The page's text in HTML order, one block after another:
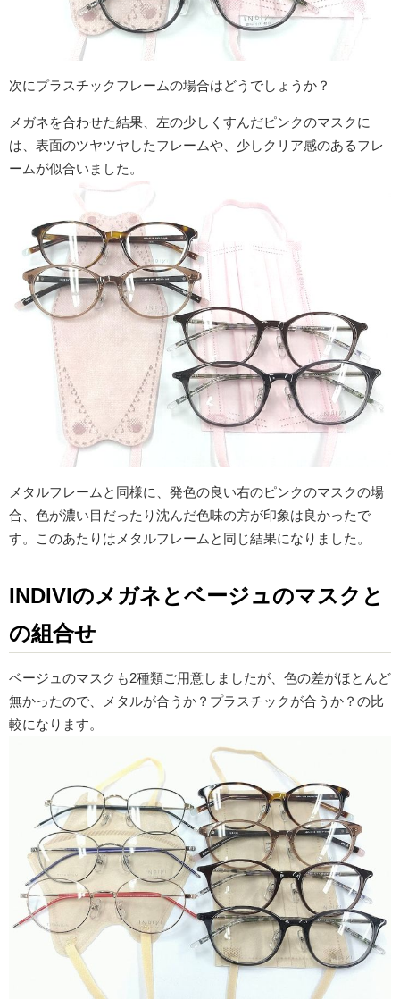
次にプラスチックフレームの場合はどうでしょうか？
メガネを合わせた結果、左の少しくすんだピンクのマスクに
は、表面のツヤツヤしたフレームや、少しクリア感のあるフレ
ームが似合いました。
メタルフレームと同様に、発色の良い右のピンクのマスクの場
合、色が濃い目だったり沈んだ色味の方が印象は良かったで
す。このあたりはメタルフレームと同じ結果になりました。
INDIVIのメガネとベージュのマスクと
の組合せ
ベージュのマスクも2種類ご用意しましたが、色の差がほとんど
無かったので、メタルが合うか？プラスチックが合うか？の比
較になります。